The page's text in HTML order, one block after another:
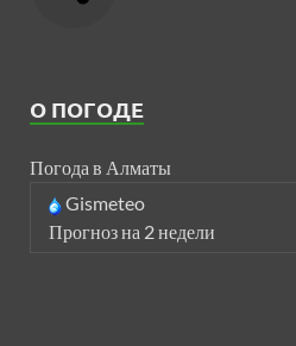
О ПОГОДЕ
Погода в Алматы
Gismeteo
Прогноз на 2 недели